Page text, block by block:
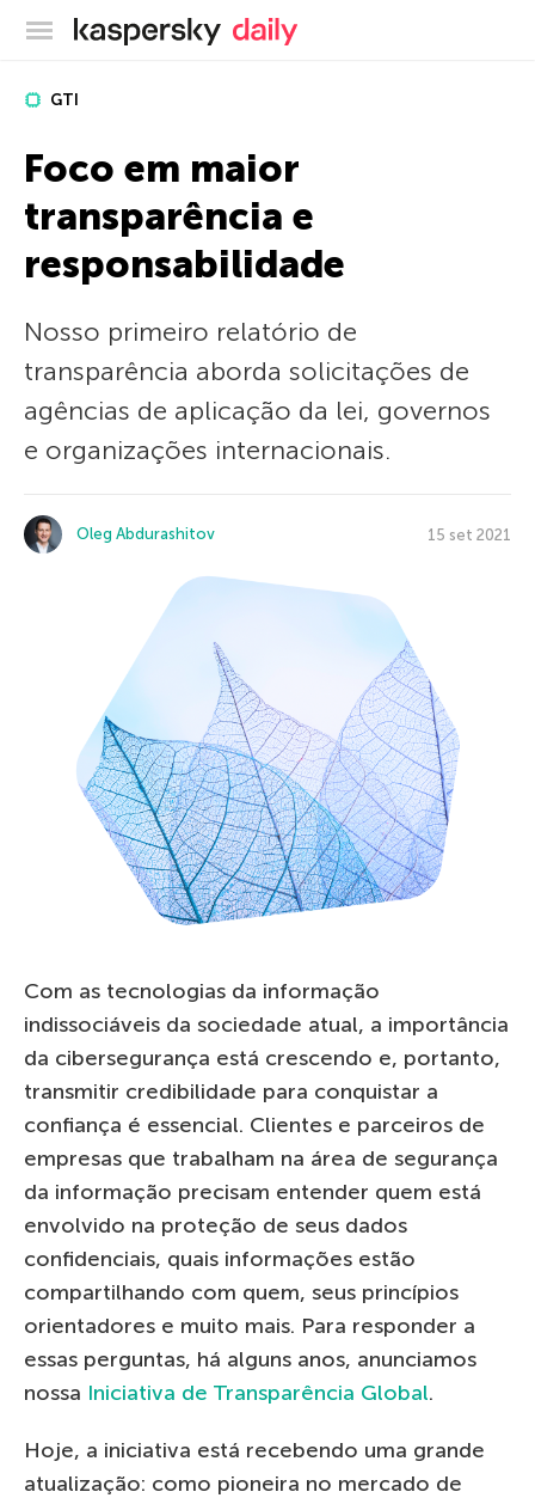
Blog oficial da Kaspersky
GTI
Foco em maior
transparência e
responsabilidade
Nosso primeiro relatório de
transparência aborda solicitações de
agências de aplicação da lei, governos
e organizações internacionais.
Oleg Abdurashitov 15 set 2021
Com as tecnologias da informação
indissociáveis da sociedade atual, a importância
da cibersegurança está crescendo e, portanto,
transmitir credibilidade para conquistar a
confiança é essencial. Clientes e parceiros de
empresas que trabalham na área de segurança
da informação precisam entender quem está
envolvido na proteção de seus dados
confidenciais, quais informações estão
compartilhando com quem, seus princípios
orientadores e muito mais. Para responder a
essas perguntas, há alguns anos, anunciamos
nossa Iniciativa de Transparência Global.
Hoje, a iniciativa está recebendo uma grande
atualização: como pioneira no mercado de